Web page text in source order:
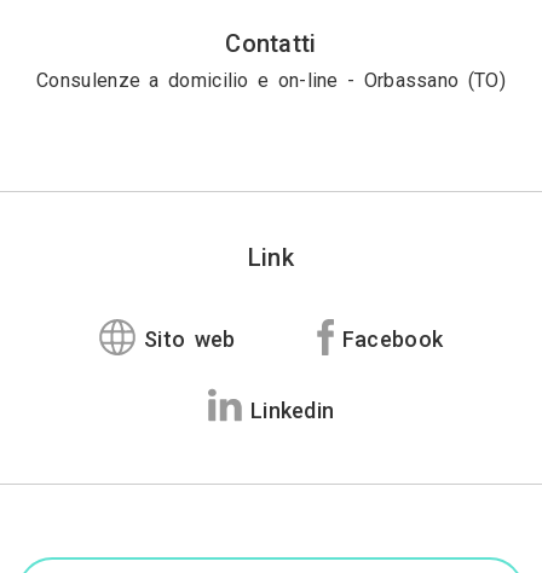
Contatti
Consulenze a domicilio e on-line - Orbassano (TO)
Link
Sito web Facebook
Linkedin